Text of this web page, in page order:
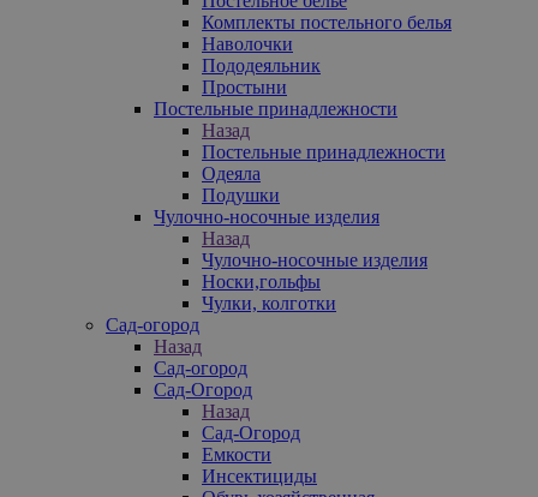
Комплекты постельного белья
Наволочки
Пододеяльник
Простыни
Постельные принадлежности
Назад
Постельные принадлежности
Одеяла
Подушки
Чулочно-носочные изделия
Назад
Чулочно-носочные изделия
Носки,гольфы
Чулки, колготки
Сад-огород
Назад
Сад-огород
Сад-Огород
Назад
Сад-Огород
Емкости
Инсектициды